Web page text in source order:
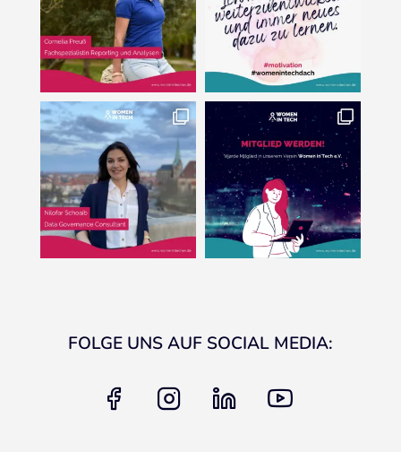
FOLGE UNS AUF SOCIAL MEDIA:
facebook instagram